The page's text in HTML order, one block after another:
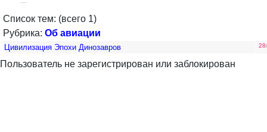
Список тем: (всего 1)
Рубрика: Об авиации
Цивилизация Эпохи Динозавров 28/
Пользователь не зарегистрирован или заблокирован